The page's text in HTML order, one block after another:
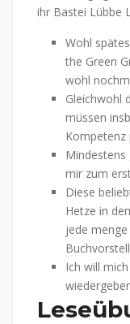
ihr Bastei Lübbe
Wohl
the Green
wohl
Gleichwohl
müssen
Kompetenz
Mindestens
mir zum
Diese
Hetze in
jede
Ich will